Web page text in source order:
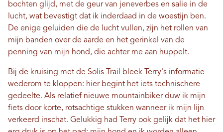
bochten glijd, met de geur van jeneverbes en salie in de
lucht, wat bevestigt dat ik inderdaad in de woestijn ben.
De enige geluiden die de lucht vullen, zijn het rollen van
mijn banden over de aarde en het gerinkel van de
penning van mijn hond, die achter me aan huppelt.
Bij de kruising met de Solis Trail bleek Terry's informatie
wederom te kloppen: hier begint het iets technischere
gedeelte. Als relatief nieuwe mountainbiker duw ik mijn
fiets door korte, rotsachtige stukken wanneer ik mijn lijn
verkeerd inschat. Gelukkig had Terry ook gelijk dat het hier